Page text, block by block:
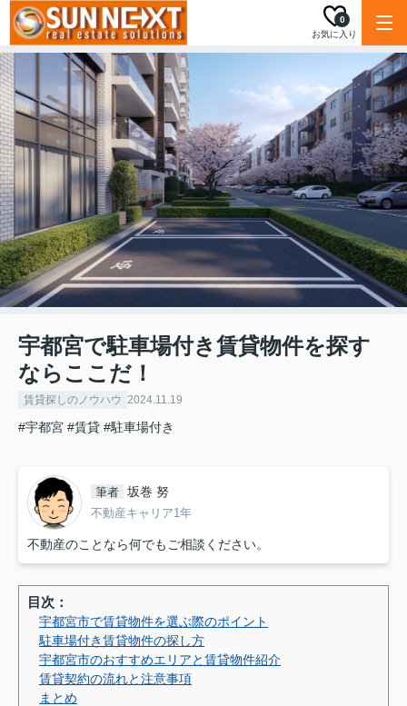
お気に入り
0
宇都宮で駐車場付き賃貸物件を探す
ならここだ！
賃貸探しのノウハウ 2024.11.19
#宇都宮 #賃貸 #駐車場付き
筆者 坂巻 努
不動産キャリア1年
不動産のことなら何でもご相談ください。
目次：
宇都宮市で賃貸物件を選ぶ際のポイント
駐車場付き賃貸物件の探し方
宇都宮市のおすすめエリアと賃貸物件紹介
賃貸契約の流れと注意事項
まとめ